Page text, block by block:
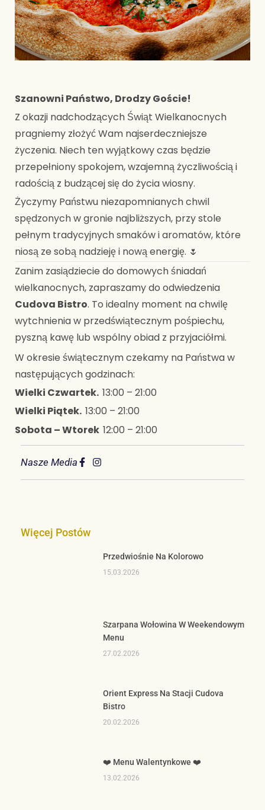
Szanowni Państwo, Drodzy Goście!
Z okazji nadchodzących Świąt Wielkanocnych
pragniemy złożyć Wam najserdeczniejsze
życzenia. Niech ten wyjątkowy czas będzie
przepełniony spokojem, wzajemną życzliwością i
radością z budzącej się do życia wiosny.
Życzymy Państwu niezapomnianych chwil
spędzonych w gronie najbliższych, przy stole
pełnym tradycyjnych smaków i aromatów, które
niosą ze sobą nadzieję i nową energię. 🌷
Zanim zasiądziecie do domowych śniadań
wielkanocnych, zapraszamy do odwiedzenia
Cudova Bistro. To idealny moment na chwilę
wytchnienia w przedświątecznym pośpiechu,
pyszną kawę lub wspólny obiad z przyjaciółmi.
W okresie świątecznym czekamy na Państwa w
następujących godzinach:
Wielki Czwartek. 13:00 – 21:00
Wielki Piątek. 13:00 – 21:00
Sobota – Wtorek 12:00 – 21:00
Nasze Media
Więcej Postów
Przedwiośnie Na Kolorowo
15.03.2026
Szarpana Wołowina W Weekendowym
Menu
27.02.2026
Orient Express Na Stacji Cudova
Bistro
20.02.2026
❤️ Menu Walentynkowe ❤️
13.02.2026